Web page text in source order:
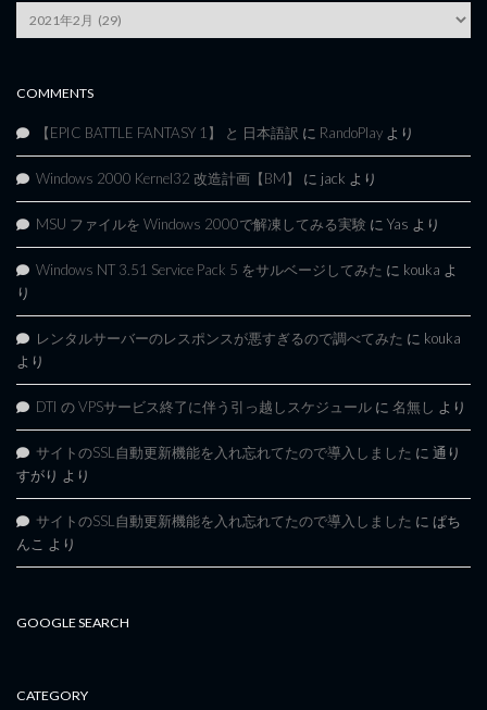
Archives
COMMENTS
【EPIC BATTLE FANTASY 1】 と 日本語訳 に RandoPlay より
Windows 2000 Kernel32 改造計画【BM】 に jack より
MSU ファイルを Windows 2000で解凍してみる実験 に Yas より
Windows NT 3.51 Service Pack 5 をサルベージしてみた に kouka よ
り
レンタルサーバーのレスポンスが悪すぎるので調べてみた に kouka
より
DTI の VPSサービス終了に伴う引っ越しスケジュール に 名無し より
サイトのSSL自動更新機能を入れ忘れてたので導入しました に 通り
すがり より
サイトのSSL自動更新機能を入れ忘れてたので導入しました に ぱち
んこ より
GOOGLE SEARCH
CATEGORY